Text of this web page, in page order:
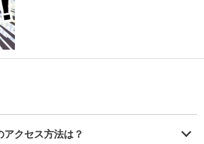
クセス方法は？